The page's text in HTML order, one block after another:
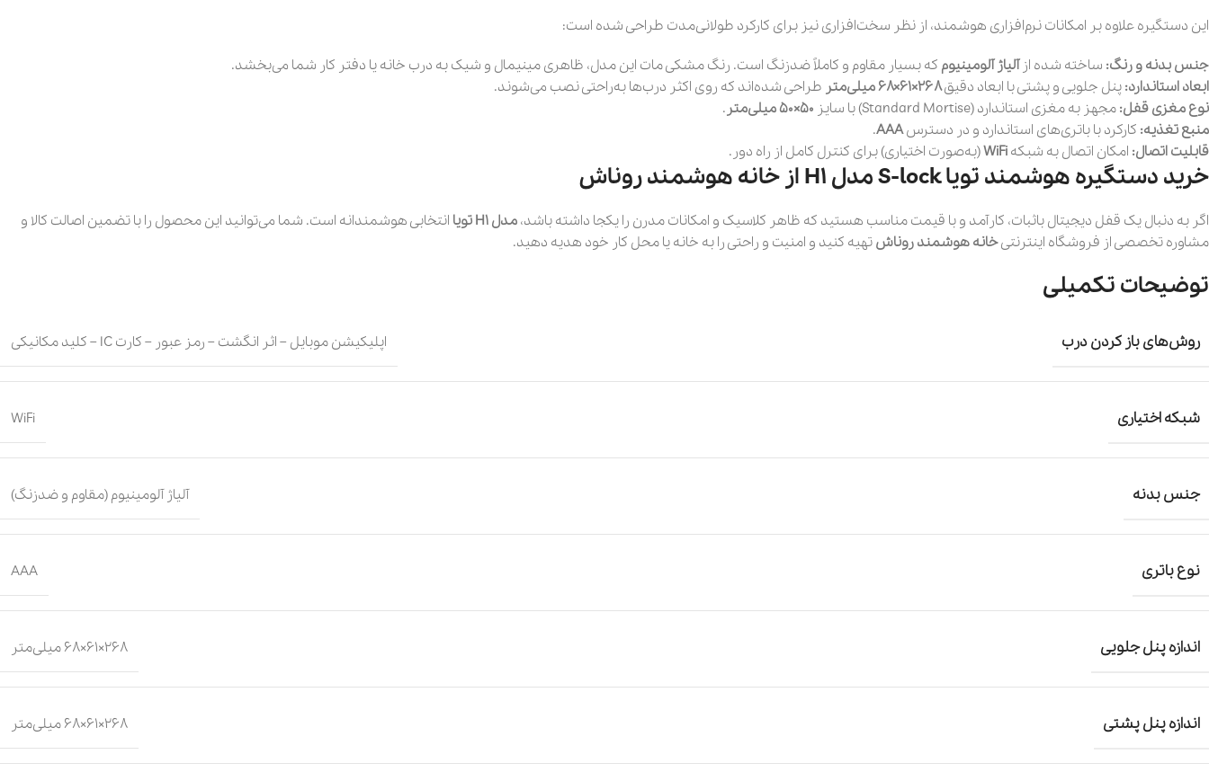
این دستگیره علاوه بر امکانات نرم‌افزاری هوشمند، از نظر سخت‌افزاری نیز برای کارکرد طولانی‌مدت طراحی شده است:
جنس بدنه و رنگ: ساخته شده ازآلیاژ آلومینیوم که بسیار مقاوم و کاملاً ضدزنگ است. رنگ مشکی مات این مدل، ظاهری مینیمال و شیک به درب خانه یا دفتر کار شما می‌بخشد.
ابعاد استاندارد:پنل جلویی و پشتی با ابعاد دقیق۲۶۸×۶۱×۶۸ میلی‌متر
طراحی شده‌اند که روی اکثر درب‌ها به‌راحتی نصب می‌شوند.
نوع مغزی قفل:مجهز به مغزی استاندارد (Standard Mortise) با سایز ۵۰×۵۰ میلی‌متر
.
منبع تغذیه: کارکرد با باتری‌های استاندارد و در دسترسAAA
.
قابلیت اتصال: امکان اتصال به شبکهWiFi(به‌صورت اختیاری) برای کنترل کامل از راه دور.
خرید دستگیره هوشمند تویا S-lock مدل H1 از خانه هوشمند روناش
اگر به دنبال یک قفل دیجیتال باثبات، کارآمد و با قیمت مناسب هستید که ظاهر کلاسیک و امکانات مدرن را یکجا داشته باشد،مدل H1 تویا
انتخابی هوشمندانه است. شما می‌توانید این محصول را با تضمین اصالت کالا و
مشاوره تخصصی از فروشگاه اینترنتیخانه هوشمند روناشتهیه کنید و امنیت و راحتی را به خانه یا محل کار خود هدیه دهید.
توضیحات تکمیلی
روش‌های باز کردن درب اپلیکیشن موبایل – اثر انگشت – رمز عبور – کارت IC – کلید مکانیکی
شبکه اختیاری WiFi
جنس بدنه آلیاژ آلومینیوم (مقاوم و ضدزنگ)
نوع باتری AAA
اندازه پنل جلویی 268×61×68 میلی‌متر
اندازه پنل پشتی 268×61×68 میلی‌متر